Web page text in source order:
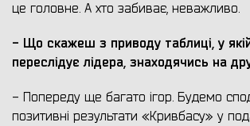
це головне. А хто забиває, неважливо.
- Що скажеш з приводу таблиці, у
переслідує лідера, знаходячись на
- Попереду ще багато ігор. Будемо
позитивні результати «Кривбасу» у